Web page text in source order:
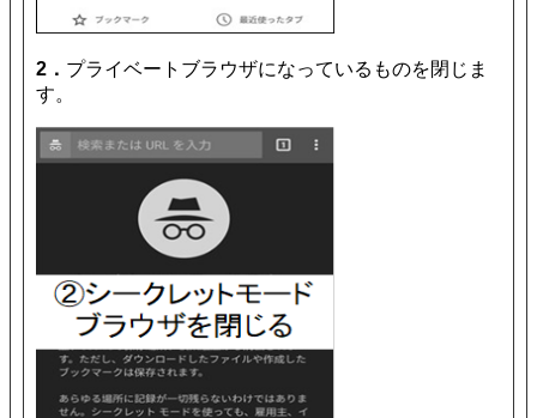
2． プライベートブラウザになっているものを閉じま
す。